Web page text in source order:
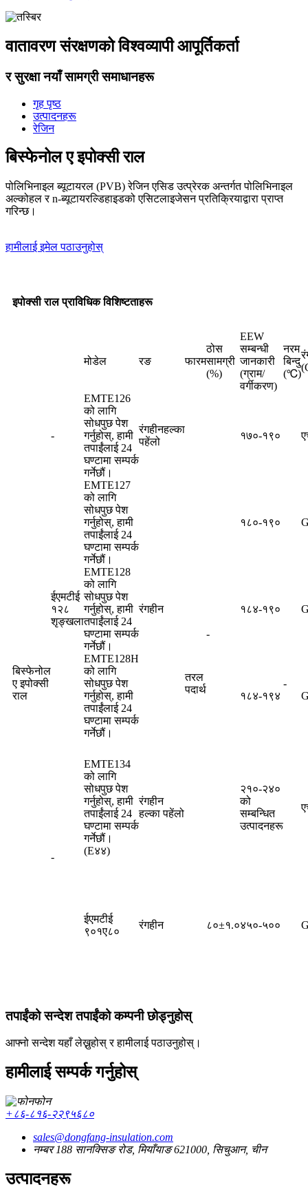
वातावरण संरक्षणको विश्वव्यापी आपूर्तिकर्ता
र सुरक्षा नयाँ सामग्री समाधानहरू
गृह पृष्ठ
उत्पादनहरू
रेजिन
बिस्फेनोल ए इपोक्सी राल
पोलिभिनाइल ब्यूटायरल (PVB) रेजिन एसिड उत्प्रेरक अन्तर्गत पोलिभिनाइल
अल्कोहल र n-ब्यूटायरल्डिहाइडको एसिटलाइजेसन प्रतिक्रियाद्वारा प्राप्त
गरिन्छ।
हामीलाई इमेल पठाउनुहोस्
इपोक्सी राल प्राविधिक विशिष्टताहरू
मोडेल रङ फारम
ठोस
सामग्री
(%)
EEW
सम्बन्धी
जानकारी
(ग्राम/
वर्गीकरण)
नरम
बिन्दु
(℃)
बिस्फेनोल
ए इपोक्सी
राल
-
EMTE126
को लागि
सोधपुछ पेश
गर्नुहोस्, हामी
तपाईंलाई 24
घण्टामा सम्पर्क
गर्नेछौं।
रंगहीनहल्का
पहेंलो
तरल
पदार्थ
-
१७०-१९०
-
ईएमटीई
१२८
शृङ्खला
EMTE127
को लागि
सोधपुछ पेश
गर्नुहोस्, हामी
तपाईंलाई 24
घण्टामा सम्पर्क
गर्नेछौं।
रंगहीन
१८०-१९०
EMTE128
को लागि
सोधपुछ पेश
गर्नुहोस्, हामी
तपाईंलाई 24
घण्टामा सम्पर्क
गर्नेछौं।
१८४-१९०
EMTE128H
को लागि
सोधपुछ पेश
गर्नुहोस्, हामी
तपाईंलाई 24
घण्टामा सम्पर्क
गर्नेछौं।
१८४-१९४
-
EMTE134
को लागि
सोधपुछ पेश
गर्नुहोस्, हामी
तपाईंलाई 24
घण्टामा सम्पर्क
गर्नेछौं।
(E४४)
रंगहीन
हल्का पहेंलो
२१०-२४०
को
सम्बन्धित
उत्पादनहरू
ईएमटीई
९०१ए८०
रंगहीन ८०±१.०४५०-५००
तपाईंको सन्देश तपाईंको कम्पनी छोड्नुहोस्
आफ्नो सन्देश यहाँ लेख्नुहोस् र हामीलाई पठाउनुहोस्।
हामीलाई सम्पर्क गर्नुहोस्
फोन
+८६-८१६-२२९५६८०
sales@dongfang-insulation.com
नम्बर 188 सानक्सिङ रोड, मियाँयाङ 621000, सिचुआन, चीन
उत्पादनहरू